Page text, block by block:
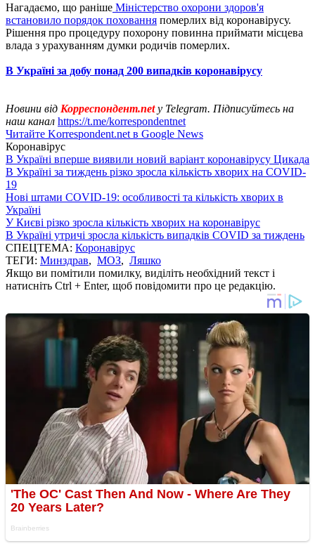
Нагадаємо, що раніше Міністерство охорони здоров'я
встановило порядок поховання померлих від коронавірусу.
Рішення про процедуру похорону повинна приймати місцева
влада з урахуванням думки родичів померлих.
В Україні за добу понад 200 випадків коронавірусу
Новини від Корреспондент.net у Telegram. Підписуйтесь на
наш канал https://t.me/korrespondentnet
Читайте Korrespondent.net в Google News
Коронавірус
В Україні вперше виявили новий варіант коронавірусу Цикада
В Україні за тиждень різко зросла кількість хворих на COVID-
19
Нові штами COVID-19: особливості та кількість хворих в
Україні
У Києві різко зросла кількість хворих на коронавірус
В Україні утричі зросла кількість випадків COVID за тиждень
СПЕЦТЕМА: Коронавірус
ТЕГИ: Минздрав, МОЗ, Ляшко
Якщо ви помітили помилку, виділіть необхідний текст і
натисніть Ctrl + Enter, щоб повідомити про це редакцію.